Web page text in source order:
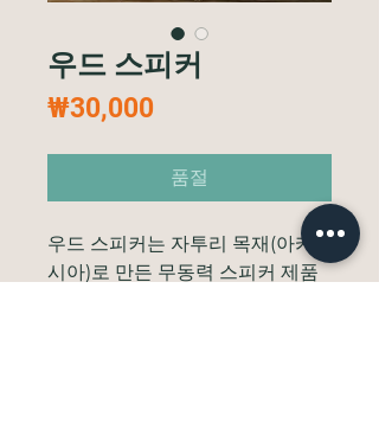
우드 스피커
₩30,000가
품절
우드 스피커는 자투리 목재(아카
시아)로 만든 무동력 스피커 제품